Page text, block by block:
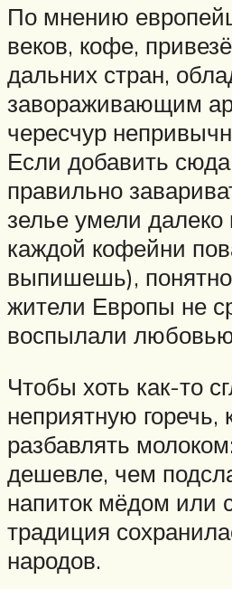
По мнению
веков, кофе,
дальних стран,
завораживающим
чересчур
Если добавить
правильно
зелье умели далеко
каждой кофейни
выпишешь),
жители Европы не
воспылали
Чтобы хоть как-то
неприятную горечь,
разбавлять
дешевле, чем
напиток мёдом или
традиция
народов.